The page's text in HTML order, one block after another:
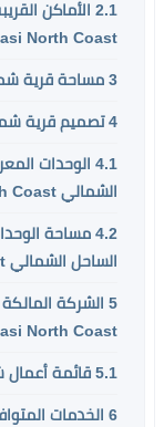
2.1 الأماكن
North Coast
3 مساحة قرية
4 تصميم قرية
4.1 الوحدات
الشمالي Shamasi North Coast
4.2 مساحة
الساحل الشمالي Shamasi North Coast
5 الشركة
North Coast
5.1 قائمة أعمال
6 الخدمات